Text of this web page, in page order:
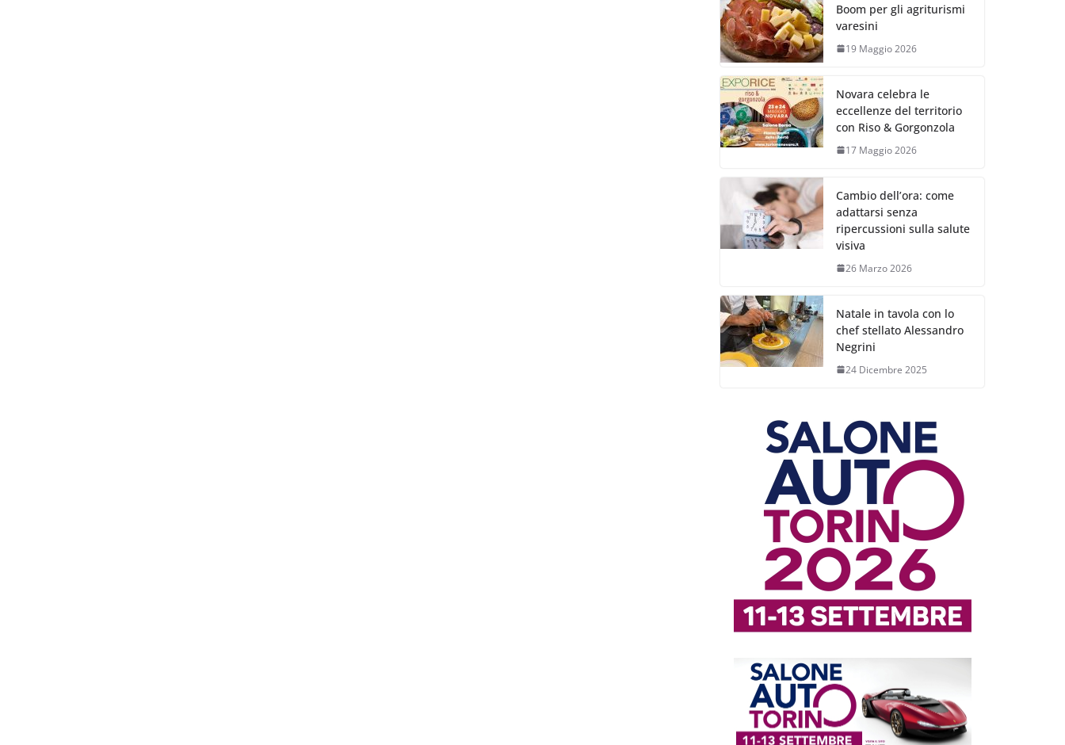
Boom per gli agriturismi
varesini
19 Maggio 2026
Novara celebra le
eccellenze del territorio
con Riso & Gorgonzola
17 Maggio 2026
Cambio dell’ora: come
adattarsi senza
ripercussioni sulla salute
visiva
26 Marzo 2026
Natale in tavola con lo
chef stellato Alessandro
Negrini
24 Dicembre 2025